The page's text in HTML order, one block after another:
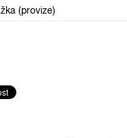
(provize)